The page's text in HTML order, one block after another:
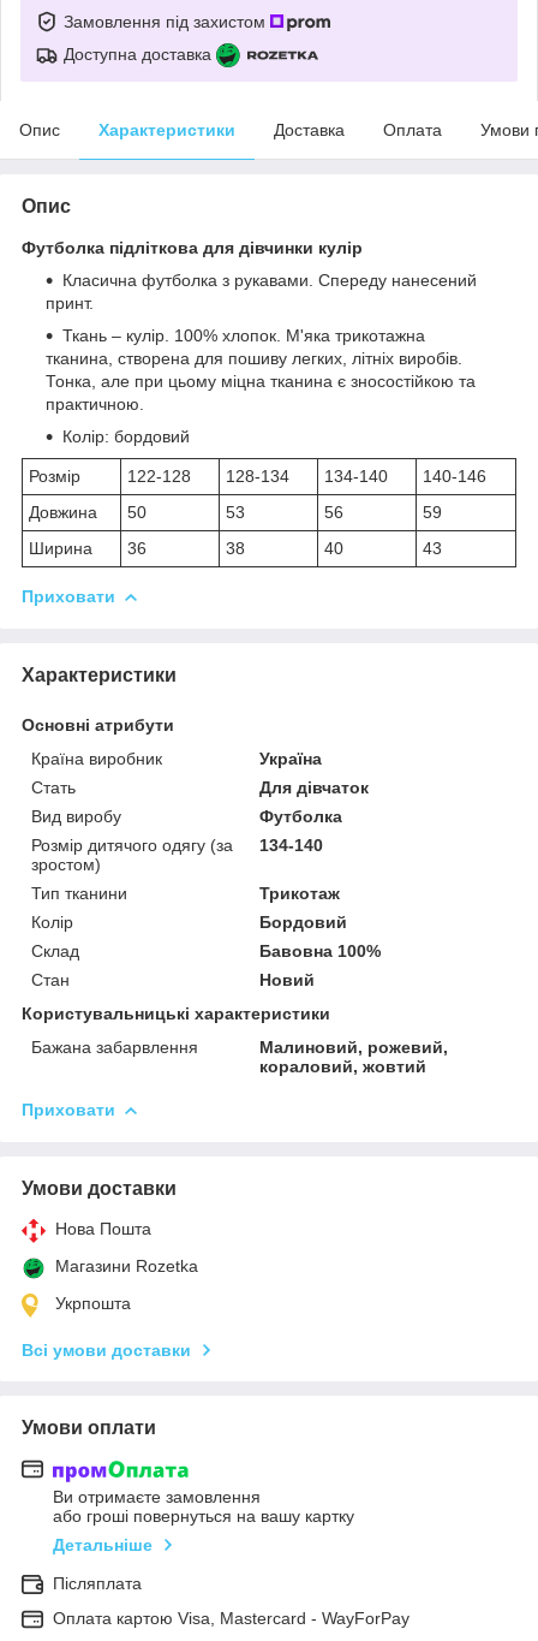
Замовлення під захистом
Доступна доставка
Опис Характеристики Доставка Оплата Умови
Опис
Футболка підліткова для дівчинки кулір
Класична футболка з рукавами. Спереду нанесений
принт.
Ткань – кулір. 100% хлопок. М'яка трикотажна
тканина, створена для пошиву легких, літніх виробів.
Тонка, але при цьому міцна тканина є зносостійкою та
практичною.
Колір: бордовий
Розмір 122-128 128-134 134-140
140-146
Довжина
50 53 56
59
Ширина
36 38 40 43
Приховати
Характеристики
Основні атрибути
Країна виробник
Україна
Стать
Для дівчаток
Вид виробу
Футболка
Розмір дитячого одягу (за
зростом)
134-140
Тип тканини
Трикотаж
Колір
Бордовий
Склад
Бавовна 100%
Стан
Новий
Користувальницькі характеристики
Бажана забарвлення
Малиновий, рожевий,
кораловий, жовтий
Приховати
Умови доставки
Нова Пошта
Магазини Rozetka
Укрпошта
Всі умови доставки
Умови оплати
Ви отримаєте замовлення
або гроші повернуться на вашу картку
Детальніше
Післяплата
Оплата картою Visa, Mastercard - WayForPay